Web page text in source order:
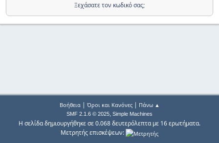
Ξεχάσατε τον κωδικό σας;
Βοήθεια| Όροι και Κανόνες| Πάνω ▲
SMF 2.1.6 © 2025, Simple Machines
Η σελίδα δημιουργήθηκε σε 0.068 δευτερόλεπτα με 16 ερωτήματα.
Μετρητής επισκέψεων: